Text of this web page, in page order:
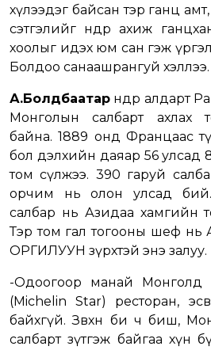
хүлээдэг байсан тэр ганц
сэтгэлийг өнөөдөр ахиж
хоолыг идэх юм сан гэж
Болдоо санаашрангуй хэллээ.
А.Болдбаатар өнөөдөр
Moнголын салбарт ахлах
байна. 1889 онд Францаас
бол дэлхийн даяар 56 улсад
том сүлжээ. 390 гаруй
орчим нь олон улсад
салбар нь Азидаа хамгийн
Тэр том гал тогооны шеф нь
ОРГИЛУУН зүрхтэй энэ залуу.
-Одоогоор манай
(Michelin Star) ресторан,
байхгүй. Зөвхөн би ч биш,
салбарт зүтгэж байгаа хүн